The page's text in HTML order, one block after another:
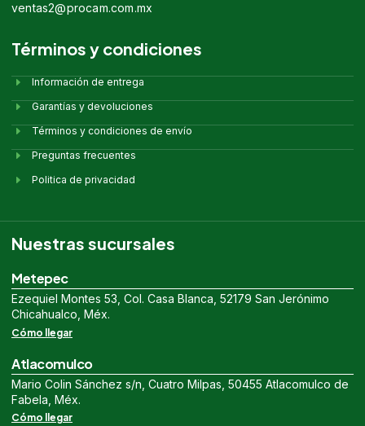
ventas2@procam.com.mx
Términos y condiciones
Información de entrega
Garantías y devoluciones
Términos y condiciones de envío
Preguntas frecuentes
Politica de privacidad
Nuestras sucursales
Metepec
Ezequiel Montes 53, Col. Casa Blanca, 52179 San Jerónimo
Chicahualco, Méx.
Cómo llegar
Atlacomulco
Mario Colin Sánchez s/n, Cuatro Milpas, 50455 Atlacomulco de
Fabela, Méx.
Cómo llegar